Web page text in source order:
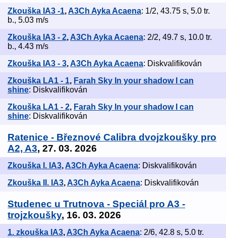
Zkouška IA3 -1,A3Ch Ayka Acaena: 1/2, 43.75 s, 5.0 tr.
b., 5.03 m/s
Zkouška IA3 - 2, A3Ch Ayka Acaena: 2/2, 49.7 s, 10.0 tr.
b., 4.43 m/s
Zkouška IA3 - 3,A3Ch Ayka Acaena: Diskvalifikován
Zkouška LA1 - 1, Farah Sky In your shadow I can
shine: Diskvalifikován
Zkouška LA1 - 2, Farah Sky In your shadow I can
shine: Diskvalifikován
Ratenice - Březnové Calibra dvojzkoušky pro
A2, A3, 27. 03. 2026
Zkouška I. IA3, A3Ch Ayka Acaena: Diskvalifikován
Zkouška II. IA3,A3Ch Ayka Acaena: Diskvalifikován
Studenec u Trutnova - Speciál pro A3 -
trojzkoušky, 16. 03. 2026
1. zkouška IA3, A3Ch Ayka Acaena: 2/6, 42.8 s, 5.0 tr.